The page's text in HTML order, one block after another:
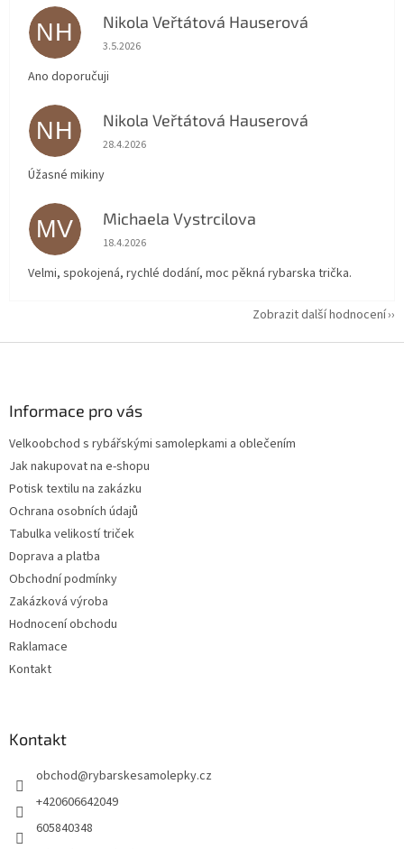
NH Nikola Veřtátová Hauserová
Hodnocení obchodu je 5 z 5 hvězdiček.
3.5.2026
Ano doporučuji
NH Nikola Veřtátová Hauserová
Hodnocení obchodu je 5 z 5 hvězdiček.
28.4.2026
Úžasné mikiny
MV Michaela Vystrcilova
Hodnocení obchodu je 5 z 5 hvězdiček.
18.4.2026
Velmi, spokojená, rychlé dodání, moc pěkná rybarska trička.
Zobrazit další hodnocení
Informace pro vás
Velkoobchod s rybářskými samolepkami a oblečením
Jak nakupovat na e-shopu
Potisk textilu na zakázku
Ochrana osobních údajů
Tabulka velikostí triček
Doprava a platba
Obchodní podmínky
Zakázková výroba
Hodnocení obchodu
Raklamace
Kontakt
Kontakt
obchod@rybarskesamolepky.cz
+420606642049
605840348